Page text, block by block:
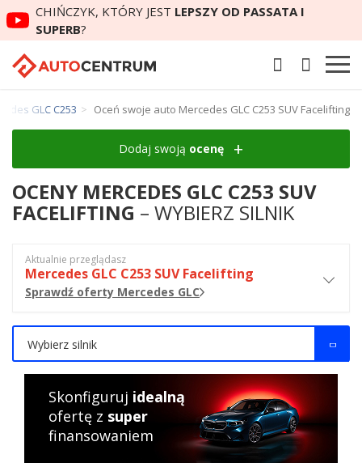
CHIŃCZYK, KTÓRY JEST LEPSZY OD PASSATA I
SUPERB?
GLC C253 Oceń swoje auto Mercedes GLC C253 SUV Facelifting
Dodaj swoją ocenę
OCENY MERCEDES GLC C253 SUV
FACELIFTING – WYBIERZ SILNIK
Aktualnie przeglądasz
Mercedes GLC C253 SUV Facelifting
Sprawdź oferty Mercedes GLC
Wybierz silnik
Skonfiguruj idealną
ofertę z super
finansowaniem